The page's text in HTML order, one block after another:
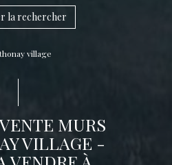
la rechercher
village
MURS
VILLAGE -